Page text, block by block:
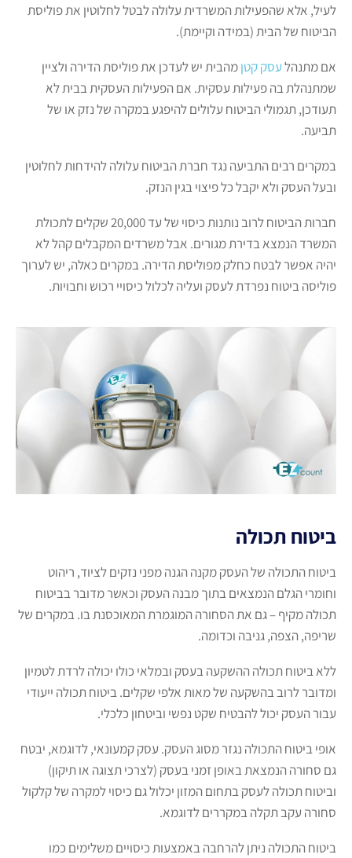
לעיל, אלא שהפעילות המשרדית עלולה לבטל לחלוטין את פוליסת
הביטוח של הבית (במידה וקיימת).
אם מתנהלעסק קטןמהבית יש לעדכן את פוליסת הדירה ולציין
שמתנהלת בה פעילות עסקית. אם הפעילות העסקית בבית לא
תעודכן, תגמולי הביטוח עלולים להיפגע במקרה של נזק או של
תביעה.
במקרים רבים התביעה נגד חברת הביטוח עלולה להידחות לחלוטין
ובעל העסק ולא יקבל כל פיצוי בגין הנזק.
חברות הביטוח לרוב נותנות כיסוי של עד 20,000 שקלים לתכולת
המשרד הנמצא בדירת מגורים. אבל משרדים המקבלים קהל לא
יהיה אפשר לבטח כחלק מפוליסת הדירה. במקרים כאלה, יש לערוך
פוליסה ביטוח נפרדת לעסק ועליה לכלול כיסויי רכוש וחבויות.
ביטוח תכולה
ביטוח התכולה של העסק מקנה הגנה מפני נזקים לציוד, ריהוט
וחומרי הגלם הנמצאים בתוך מבנה העסק וכאשר מדובר בביטוח
תכולה מקיף – גם את הסחורה המוגמרת המאוכסנת בו. במקרים של
שריפה, הצפה, גניבה וכדומה.
ללא ביטוח תכולה ההשקעה בעסק ובמלאי כולו יכולה לרדת לטמיון
ומדובר לרוב בהשקעה של מאות אלפי שקלים. ביטוח תכולה ייעודי
עבור העסק יכול להבטיח שקט נפשי וביטחון כלכלי.
אופי ביטוח התכולה נגזר מסוג העסק. עסק קמעונאי, לדוגמא, יבטח
גם סחורה הנמצאת באופן זמני בעסק (לצרכי תצוגה או תיקון)
וביטוח תכולה לעסק בתחום המזון יכלול גם כיסוי למקרה של קלקול
סחורה עקב תקלה במקררים לדוגמא.
ביטוח התכולה ניתן להרחבה באמצעות כיסויים משלימים כמו